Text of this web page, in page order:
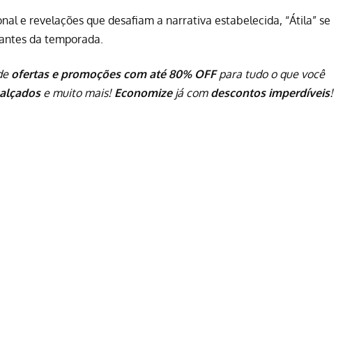
e revelações que desafiam a narrativa estabelecida, “Átila” se
da temporada.
ofertas e promoções com até 80% OFFpara tudo o que você
e muito mais! Economizejá com descontos imperdíveis!